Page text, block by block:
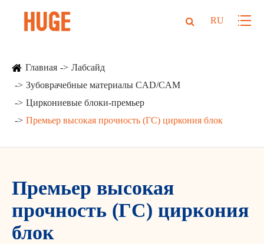
RU
Главная
Лабсайд
Зубоврачебные материалы CAD/CAM
Циркониевые блоки-премьер
Премьер высокая прочность (ГС) циркония блок
Премьер высокая
прочность (ГС) циркония
блок